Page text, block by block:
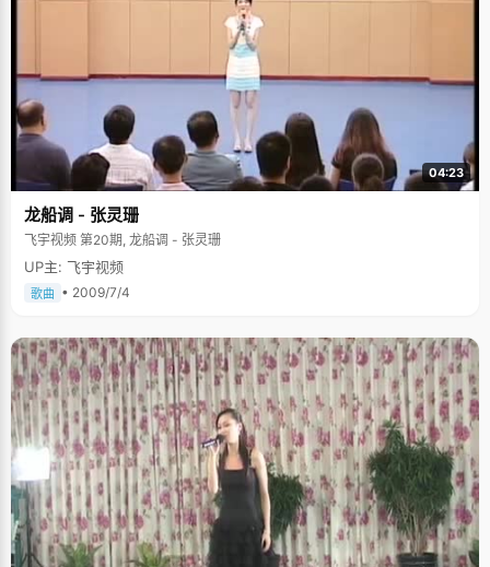
04:23
龙船调 - 张灵珊
飞宇视频 第20期, 龙船调 - 张灵珊
UP主: 飞宇视频
歌曲 • 2009/7/4